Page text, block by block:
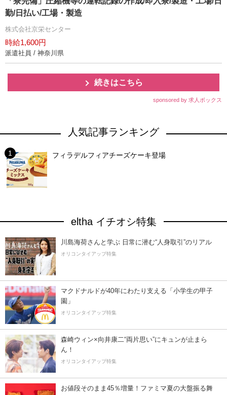
勤/日払い/工場・製造
株式会社京栄センター
時給1,600円
派遣社員 / 神奈川県
続きはこちら
sponsored by 求人ボックス
人気記事ランキング
フィラデルフィアチーズケーキ登場
eltha イチオシ特集
川島海荷さんと学ぶ 日常に潜む“人身取引”のリアル
オリコンタイアップ特集
マクドナルドが40年にわたり支える「小学生の甲子
園」
オリコンタイアップ特集
森崎ウィン×向井康二“両片思い”にキュンが止まら
ん！
オリコンタイアップ特集
お値段そのまま45％増量！ファミマ夏の大盤振る舞